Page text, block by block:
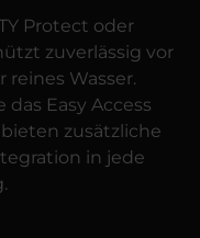
Protect oder
zuverlässig vor
Wasser.
Easy Access
zusätzliche
in jede